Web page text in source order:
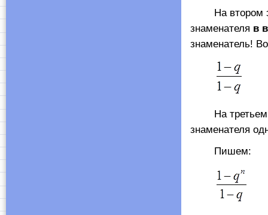
На втором
знаменателя в
знаменатель!
На третьем
знаменателя
Пишем: